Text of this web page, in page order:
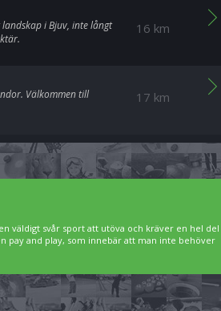
16 km
i Bjuv, inte långt
17 km
Välkommen till
väldigt svår sport att utöva och kräver en hel del
pay and play, som innebär att man inte behöver